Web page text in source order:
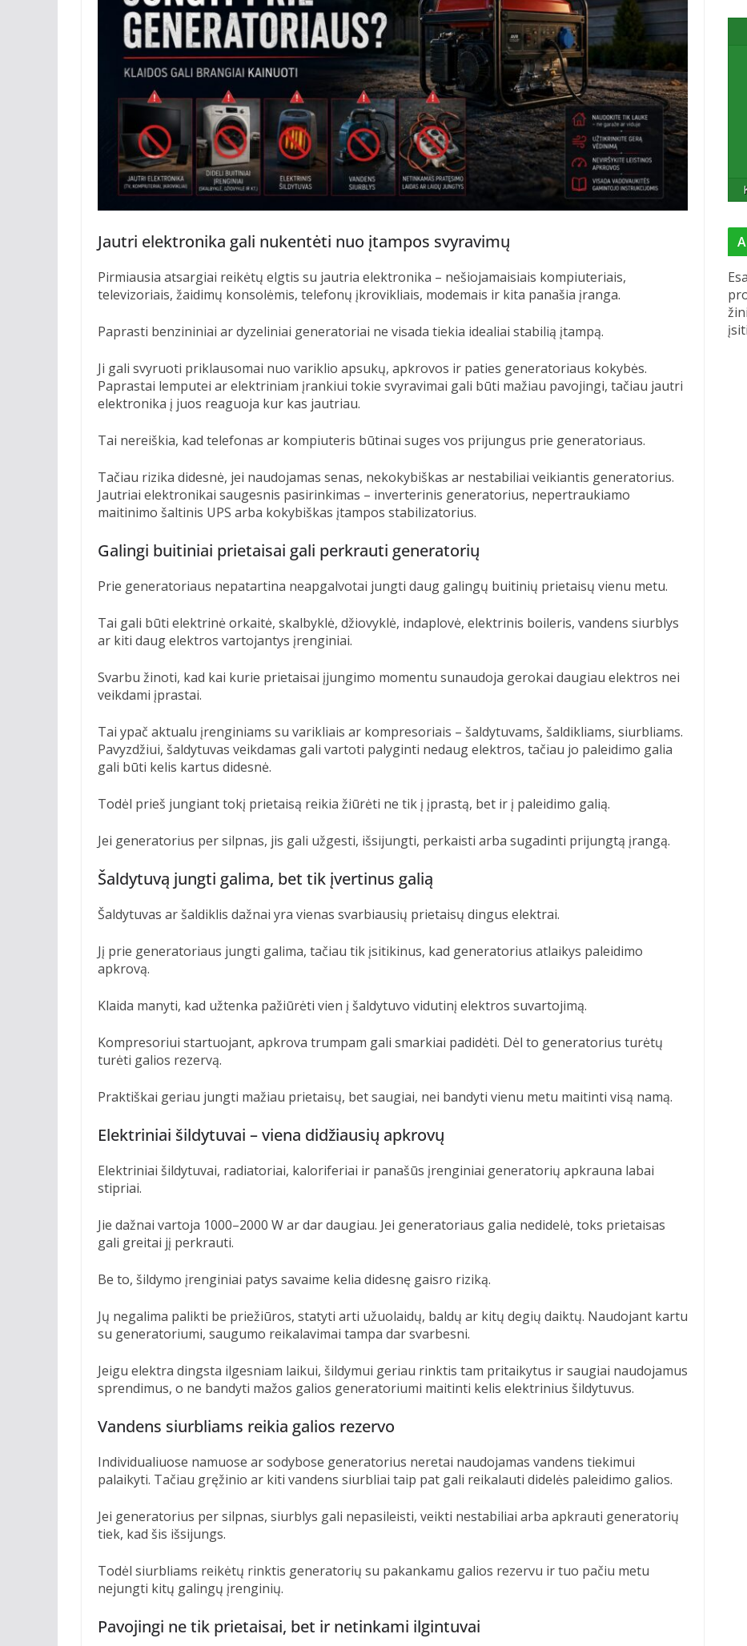
Jautri elektronika gali nukentėti nuo įtampos svyravimų
Pirmiausia atsargiai reikėtų elgtis su jautria elektronika – nešiojamaisiais kompiuteriais,
televizoriais, žaidimų konsolėmis, telefonų įkrovikliais, modemais ir kita panašia įranga.
Paprasti benzininiai ar dyzeliniai generatoriai ne visada tiekia idealiai stabilią įtampą.
Ji gali svyruoti priklausomai nuo variklio apsukų, apkrovos ir paties generatoriaus kokybės.
Paprastai lemputei ar elektriniam įrankiui tokie svyravimai gali būti mažiau pavojingi, tačiau jautri
elektronika į juos reaguoja kur kas jautriau.
Tai nereiškia, kad telefonas ar kompiuteris būtinai suges vos prijungus prie generatoriaus.
Tačiau rizika didesnė, jei naudojamas senas, nekokybiškas ar nestabiliai veikiantis generatorius.
Jautriai elektronikai saugesnis pasirinkimas – inverterinis generatorius, nepertraukiamo
maitinimo šaltinis UPS arba kokybiškas įtampos stabilizatorius.
Galingi buitiniai prietaisai gali perkrauti generatorių
Prie generatoriaus nepatartina neapgalvotai jungti daug galingų buitinių prietaisų vienu metu.
Tai gali būti elektrinė orkaitė, skalbyklė, džiovyklė, indaplovė, elektrinis boileris, vandens siurblys
ar kiti daug elektros vartojantys įrenginiai.
Svarbu žinoti, kad kai kurie prietaisai įjungimo momentu sunaudoja gerokai daugiau elektros nei
veikdami įprastai.
Tai ypač aktualu įrenginiams su varikliais ar kompresoriais – šaldytuvams, šaldikliams, siurbliams.
Pavyzdžiui, šaldytuvas veikdamas gali vartoti palyginti nedaug elektros, tačiau jo paleidimo galia
gali būti kelis kartus didesnė.
Todėl prieš jungiant tokį prietaisą reikia žiūrėti ne tik į įprastą, bet ir į paleidimo galią.
Jei generatorius per silpnas, jis gali užgesti, išsijungti, perkaisti arba sugadinti prijungtą įrangą.
Šaldytuvą jungti galima, bet tik įvertinus galią
Šaldytuvas ar šaldiklis dažnai yra vienas svarbiausių prietaisų dingus elektrai.
Jį prie generatoriaus jungti galima, tačiau tik įsitikinus, kad generatorius atlaikys paleidimo
apkrovą.
Klaida manyti, kad užtenka pažiūrėti vien į šaldytuvo vidutinį elektros suvartojimą.
Kompresoriui startuojant, apkrova trumpam gali smarkiai padidėti. Dėl to generatorius turėtų
turėti galios rezervą.
Praktiškai geriau jungti mažiau prietaisų, bet saugiai, nei bandyti vienu metu maitinti visą namą.
Elektriniai šildytuvai – viena didžiausių apkrovų
Elektriniai šildytuvai, radiatoriai, kaloriferiai ir panašūs įrenginiai generatorių apkrauna labai
stipriai.
Jie dažnai vartoja 1000–2000 W ar dar daugiau. Jei generatoriaus galia nedidelė, toks prietaisas
gali greitai jį perkrauti.
Be to, šildymo įrenginiai patys savaime kelia didesnę gaisro riziką.
Jų negalima palikti be priežiūros, statyti arti užuolaidų, baldų ar kitų degių daiktų. Naudojant kartu
su generatoriumi, saugumo reikalavimai tampa dar svarbesni.
Jeigu elektra dingsta ilgesniam laikui, šildymui geriau rinktis tam pritaikytus ir saugiai naudojamus
sprendimus, o ne bandyti mažos galios generatoriumi maitinti kelis elektrinius šildytuvus.
Vandens siurbliams reikia galios rezervo
Individualiuose namuose ar sodybose generatorius neretai naudojamas vandens tiekimui
palaikyti. Tačiau gręžinio ar kiti vandens siurbliai taip pat gali reikalauti didelės paleidimo galios.
Jei generatorius per silpnas, siurblys gali nepasileisti, veikti nestabiliai arba apkrauti generatorių
tiek, kad šis išsijungs.
Todėl siurbliams reikėtų rinktis generatorių su pakankamu galios rezervu ir tuo pačiu metu
nejungti kitų galingų įrenginių.
Pavojingi ne tik prietaisai, bet ir netinkami ilgintuvai